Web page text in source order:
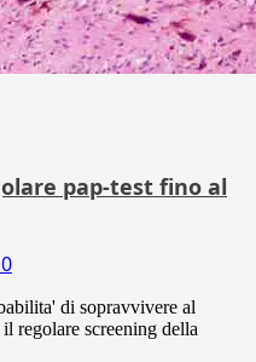
pap-test fino al
0
di sopravvivere al
regolare screening della